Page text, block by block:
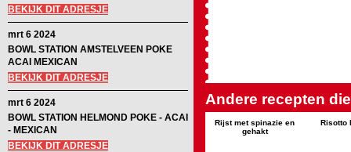
BEKIJK DIT ADRESJE
mrt 6 2024
BOWL STATION AMSTELVEEN POKE
ACAI MEXICAN
BEKIJK DIT ADRESJE
mrt 6 2024
BOWL STATION HELMOND POKE - ACAI
- MEXICAN
BEKIJK DIT ADRESJE
Andere recepten
Rijst met spinazie en
gehakt
Risotto